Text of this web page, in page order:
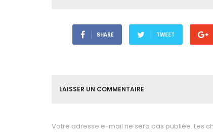
SHARE TWEET
LAISSER UN COMMENTAIRE
Votre adresse e-mail ne sera pas publiée. Les